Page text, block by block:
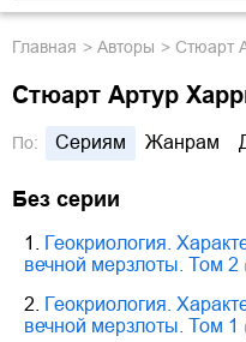
Главная Авторы Стюарт
Стюарт Артур
По: Сериям Жанрам
Без серии
1.
Геокриология.
вечной мерзлоты. Том 2
2.
Геокриология.
вечной мерзлоты. Том 1